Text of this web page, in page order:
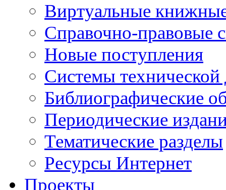
Виртуальные
Справочно-правовые
Новые поступления
Cистемы
Библиографические
Периодические
Тематические разделы
Ресурсы Интернет
Проекты